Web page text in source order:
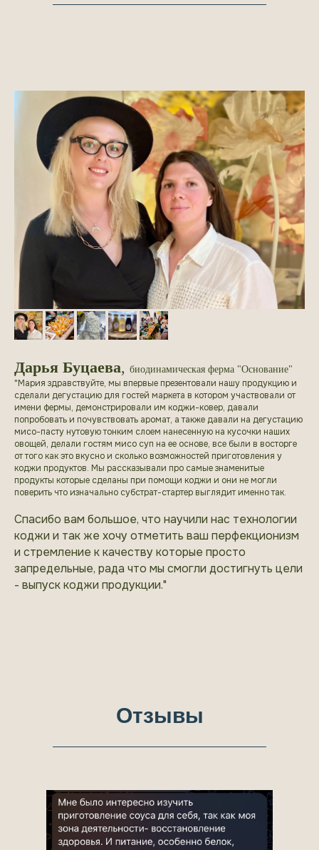
Дарья Буцаева, биодинамическая ферма "Основание"
"Мария здравствуйте, мы впервые презентовали нашу продукцию и
сделали дегустацию для гостей маркета в котором участвовали от
имени фермы, демонстрировали им коджи-ковер, давали
попробовать и почувствовать аромат, а также давали на дегустацию
мисо-пасту нутовую тонким слоем нанесенную на кусочки наших
овощей, делали гостям мисо суп на ее основе, все были в восторге
от того как это вкусно и сколько возможностей приготовления у
коджи продуктов. Мы рассказывали про самые знаменитые
продукты которые сделаны при помощи коджи и они не могли
поверить что изначально субстрат-стартер выглядит именно так.
Спасибо вам большое, что научили нас технологии
коджи и так же хочу отметить ваш перфекционизм
и стремление к качеству которые просто
запредельные, рада что мы смогли достигнуть цели
- выпуск коджи продукции."
Отзывы